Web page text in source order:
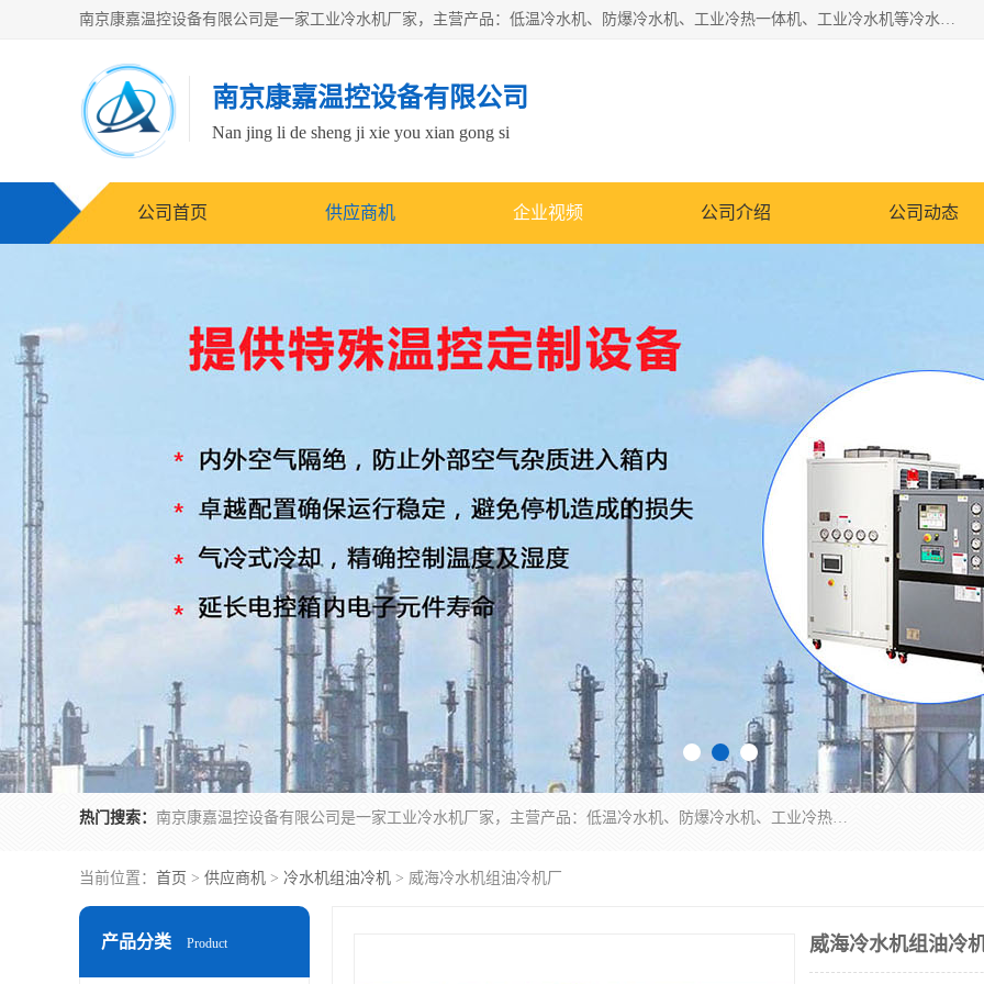
南京康嘉温控设备有限公司是一家工业冷水机厂家，主营产品：低温冷水机、防爆冷水机、工业冷热一体机、工业冷水机等冷水机，公司依托南京工业大学的技术，汇集众多业内技术，不断管理模式，使得我们的产品始终处于国内成员之一水平，在业界享有很高赞誉，是欧洲、北美、中东、东南亚等多个国家和地区。
南京康嘉温控设备有限公司
Nan jing li de sheng ji xie you xian gong si
公司首页 供应商机 企业视频 公司介绍 公司动态
热门搜索： 南京康嘉温控设备有限公司是一家工业冷水机厂家，主营产品：低温冷水机、防爆冷水机、工业冷热一体机、工业冷水机等冷水机，公司依托南京工业大学的技术，汇集众多业内技术，不断管理模式，使得我们的产品始终处于国内成员之一水平，在业界享有很高赞誉，是欧洲、北美、中东、东南亚等多个国家和地区。
当前位置： 首页 > 供应商机 > 冷水机组油冷机 > 威海冷水机组油冷机厂
产品分类 Product 威海冷水机组油冷